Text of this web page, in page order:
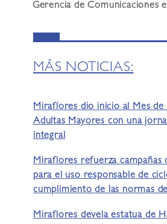
Gerencia de Comunicaciones
MÁS NOTICIAS:
Miraflores dio inicio al Mes de
Adultas Mayores con una
integral
Miraflores refuerza campañas
para el uso responsable de
cumplimiento de las normas
Miraflores devela estatua de